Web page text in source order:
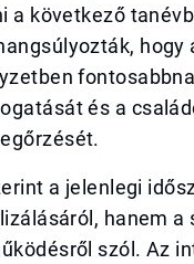
a következő
hogy
és a
a jelenlegi
hanem a
szól. Az